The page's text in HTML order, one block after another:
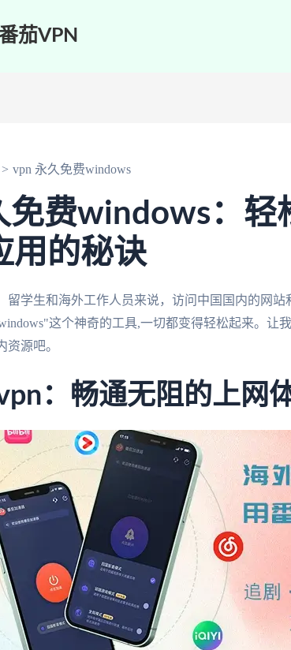
茄VPN
vpn 永久免费windows
免费windows：轻
用的秘诀
留学生和海外工作人员来说，访问中国国内的网站
这个神奇的工具,一切都变得轻松起来。让
资源吧。
：畅通无阻的上网